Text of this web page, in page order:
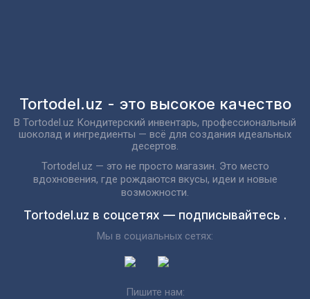
Tortodel.uz - это высокое качество
В Tortodel.uz Кондитерский инвентарь, профессиональный
шоколад и ингредиенты — всё для создания идеальных
десертов.
Tortodel.uz — это не просто магазин. Это место
вдохновения, где рождаются вкусы, идеи и новые
возможности.
Tortodel.uz в соцсетях — подписывайтесь .
Мы в социальных сетях:
Пишите нам: